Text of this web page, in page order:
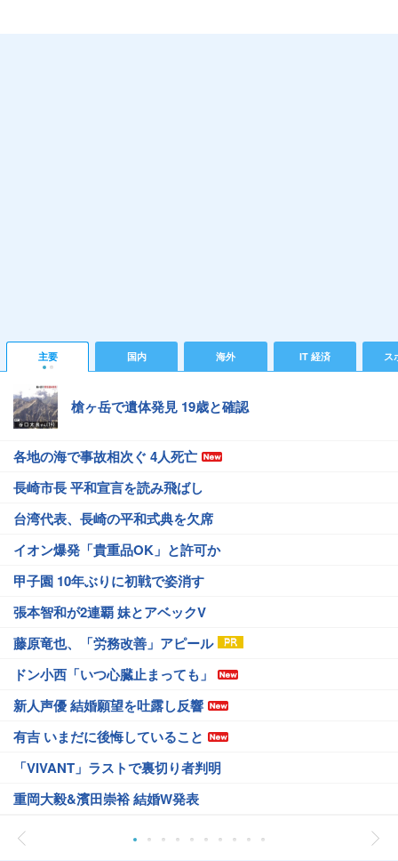
主要 国内 海外 IT 経済 ス
槍ヶ岳で遺体発見 19歳と確認
各地の海で事故相次ぐ 4人死亡
長崎市長 平和宣言を読み飛ばし
台湾代表、長崎の平和式典を欠席
イオン爆発「貴重品OK」と許可か
甲子園 10年ぶりに初戦で姿消す
張本智和が2連覇 妹とアベックV
藤原竜也、「労務改善」アピール
ドン小西「いつ心臓止まっても」
新人声優 結婚願望を吐露し反響
有吉 いまだに後悔していること
「VIVANT」ラストで裏切り者判明
重岡大毅&濱田崇裕 結婚W発表